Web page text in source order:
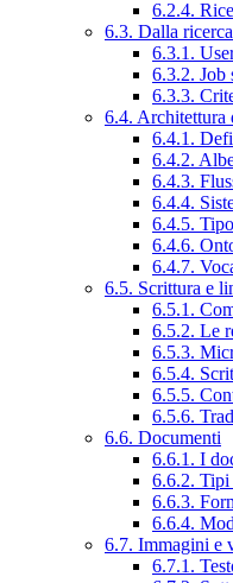
6.2.4.
6.3. Dalla
6.3.1.
6.3.2. Job
6.3.3.
6.4. Architettura
6.4.1.
6.4.2.
6.4.3.
6.4.4.
6.4.5.
6.4.6.
6.4.7.
6.5. Scrittura e
6.5.1.
6.5.2. Le
6.5.3.
6.5.4.
6.5.5.
6.5.6.
6.6. Documenti
6.6.1. I
6.6.2. Tipi
6.6.3.
6.6.4.
6.7. Immagini e
6.7.1.